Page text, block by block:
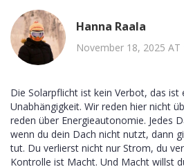
Hanna Raala
November 18, 2025 AT
Die Solarpflicht ist kein Verbot, das ist
Unabhängigkeit. Wir reden hier nicht
reden über Energieautonomie. Jedes
wenn du dein Dach nicht nutzt, dann
tut. Du verlierst nicht nur Strom, du
Kontrolle ist Macht. Und Macht willst